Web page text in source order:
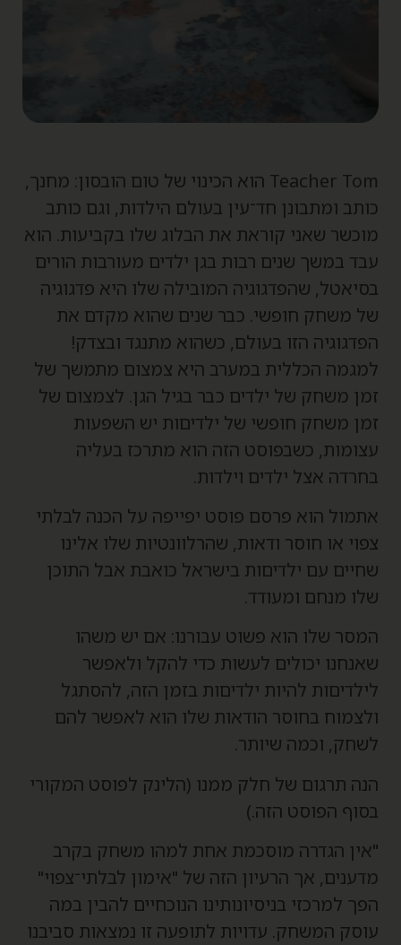
Teacher Tom הוא הכינוי של טום הובסון: מחנך,
ומתבונן חד־עין בעולם הילדות, וגם כותב
שאני קוראת את הבלוג שלו בקביעות. הוא
במשך שנים רבות בגן ילדים מעורבות הורים
שהפדגוגיה המובילה שלו היא פדגוגיה
משחק חופשי. כבר שנים שהוא מקדם את
הזו בעולם, כשהוא מתנגד ובצדק!
הכללית במערב היא צמצום מתמשך של
משחק של ילדים כבר בגיל הגן. לצמצום של
משחק חופשי של ילדיםות יש השפעות
כשבפוסט הזה הוא מתרכז בעליה
אצל ילדים וילדות.
הוא פרסם פוסט יפייפה על הכנה לבלתי
או חוסר ודאות, שהרלוונטיות שלו אלינו
עם ילדיםות בישראל כואבת אבל התוכן
מנחם ומעודד.
שלו הוא פשוט עבורנו: אם יש משהו
יכולים לעשות כדי להקל ולאפשר
להיות ילדיםות בזמן הזה, להסתגל
בחוסר הודאות שלו הוא לאפשר להם
וכמה שיותר.
תרגום של חלק ממנו (הלינק לפוסט המקורי
הפוסט הזה.)
הגדרה מוסכמת אחת למהו משחק בקרב
אך הרעיון הזה של "אימון לבלתי־צפוי"
למרכזי בניסיונותינו הנוכחיים להבין במה
המשחק. עדויות לתופעה זו נמצאות סביבנו